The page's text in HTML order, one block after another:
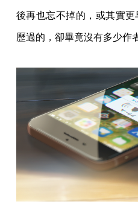
後再也忘不掉的，或其實
歷過的，卻畢竟沒有多少作